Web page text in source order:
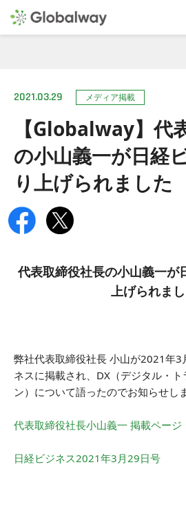
【Globalway】代
の小山義一が日経
り上げられました
2021.03.29 メディア掲載
代表取締役社長の小山義一が
上げられま
弊社代表取締役社長 小山が2021年3
ネスに掲載され、DX（デジタル・
ン）について語ったのでお知らせしま
代表取締役社長小山義一 掲載ページ
日経ビジネス2021年3月29日号